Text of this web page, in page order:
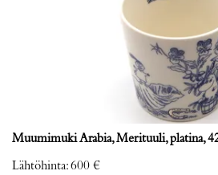
Muumimuki Arabia, Merituuli, platina,
Lähtöhinta:600 €